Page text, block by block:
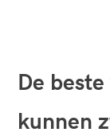
De
kunnen